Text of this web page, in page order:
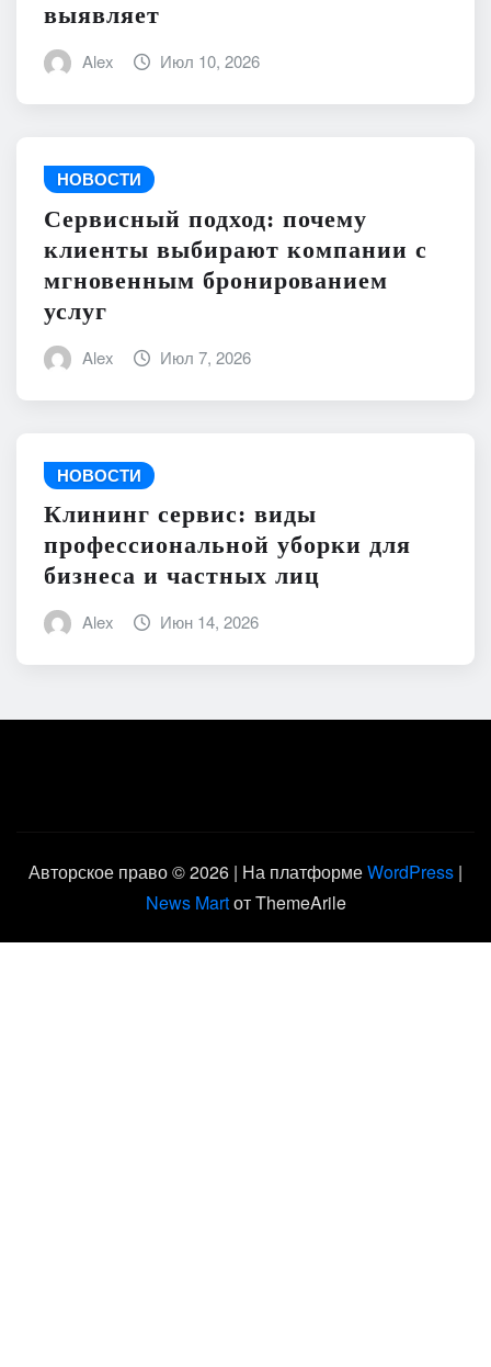
выявляет
Alex Июл 10, 2026
НОВОСТИ
Сервисный подход: почему
клиенты выбирают компании с
мгновенным бронированием
услуг
Alex Июл 7, 2026
НОВОСТИ
Клининг сервис: виды
профессиональной уборки для
бизнеса и частных лиц
Alex Июн 14, 2026
Авторское право © 2026 | На платформеWordPress |
News Martот ThemeArile